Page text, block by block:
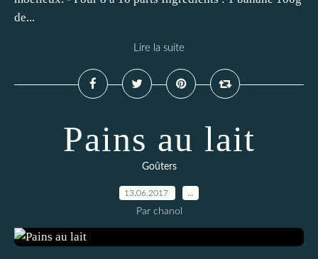
de...
Lire la suite
Pains au lait
Goûters
13.06.2017
Par chanol